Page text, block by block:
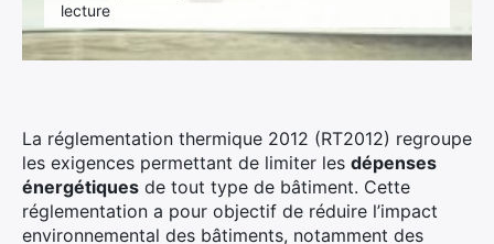
lecture
La réglementation thermique 2012 (RT2012) regroupe
les exigences permettant de limiter les dépenses
énergétiques de tout type de bâtiment. Cette
réglementation a pour objectif de réduire l’impact
environnemental des bâtiments, notamment des